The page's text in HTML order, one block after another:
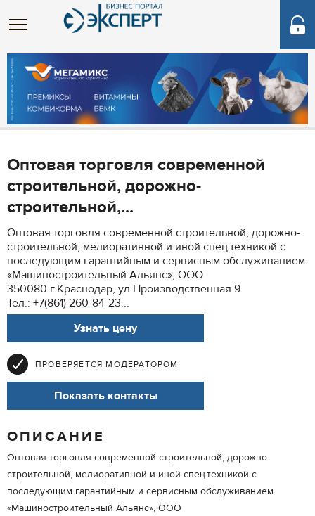
Оптовая торговля современной
строительной, дорожно-
строительной,...
Оптовая торговля современной строительной, дорожно-
строительной, мелиоративной и иной спец.техникой с
последующим гарантийным и сервисным обслуживанием.
«Машиностроительный Альянс», ООО
350080 г.Краснодар, ул.Производственная 9
Тел.: +7(861) 260-84-23...
Узнать цену
ПРОВЕРЯЕТСЯ МОДЕРАТОРОМ
Показать контакты
ОПИСАНИЕ
Оптовая торговля современной строительной, дорожно-
строительной, мелиоративной и иной спец.техникой с
последующим гарантийным и сервисным обслуживанием.
«Машиностроительный Альянс», ООО